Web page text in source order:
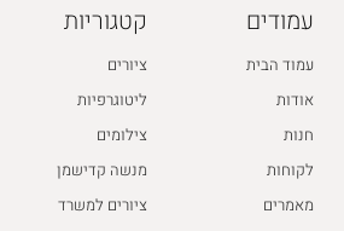
עמודים
עמוד הבית
אודות
חנות
לקוחות
מאמרים
קטגוריות
ציורים
ליטוגרפיות
צילומים
מנשה קדישמן
ציורים למשרד